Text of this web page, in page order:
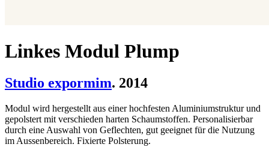
Linkes Modul Plump
Studio expormim. 2014
Modul wird hergestellt aus einer hochfesten Aluminiumstruktur und
gepolstert mit verschieden harten Schaumstoffen. Personalisierbar
durch eine Auswahl von Geflechten, gut geeignet für die Nutzung
im Aussenbereich. Fixierte Polsterung.